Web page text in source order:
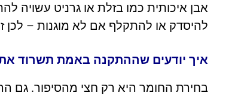
אבן איכותית כמו בזלת או גרניט עשויה
להיסדק או להתקלף אם לא מוגנות – לכן
איך יודעים שההתקנה באמת תשרוד
בחירת החומר היא רק חצי מהסיפור. גם